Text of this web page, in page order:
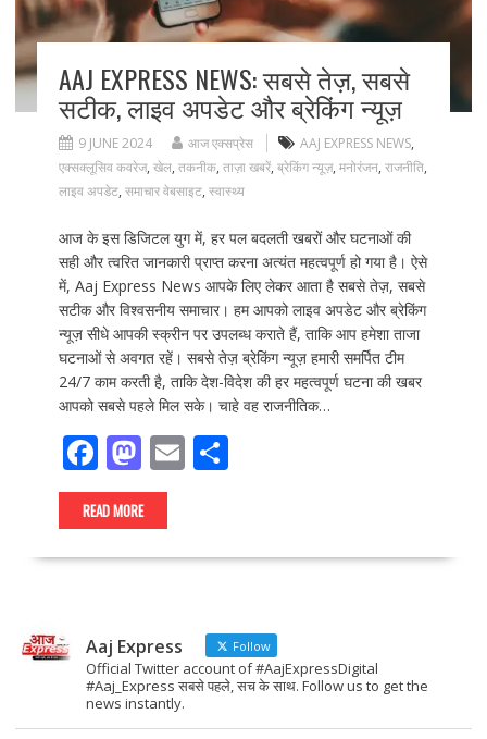
AAJ EXPRESS NEWS: सबसे तेज़, सबसे
सटीक, लाइव अपडेट और ब्रेकिंग न्यूज़
9 JUNE 2024 आज एक्सप्रेस AAJ EXPRESS NEWS,
एक्सक्लूसिव कवरेज, खेल, तकनीक, ताज़ा खबरें, ब्रेकिंग न्यूज़, मनोरंजन, राजनीति,
लाइव अपडेट, समाचार वेबसाइट, स्वास्थ्य
आज के इस डिजिटल युग में, हर पल बदलती खबरों और घटनाओं की
सही और त्वरित जानकारी प्राप्त करना अत्यंत महत्वपूर्ण हो गया है। ऐसे
में, Aaj Express News आपके लिए लेकर आता है सबसे तेज़, सबसे
सटीक और विश्वसनीय समाचार। हम आपको लाइव अपडेट और ब्रेकिंग
न्यूज़ सीधे आपकी स्क्रीन पर उपलब्ध कराते हैं, ताकि आप हमेशा ताजा
घटनाओं से अवगत रहें। सबसे तेज़ ब्रेकिंग न्यूज़ हमारी समर्पित टीम
24/7 काम करती है, ताकि देश-विदेश की हर महत्वपूर्ण घटना की खबर
आपको सबसे पहले मिल सके। चाहे वह राजनीतिक…
F
ac
e
b
k
M
as
to
d
E
l
S
e
READ MORE
Aaj Express Follow
Official Twitter account of #AajExpressDigital
#Aaj_Express सबसे पहले, सच के साथ. Follow us to get the
news instantly.